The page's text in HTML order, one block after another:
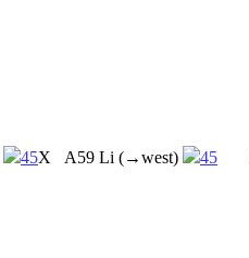
45X A59 Li (→west) 45